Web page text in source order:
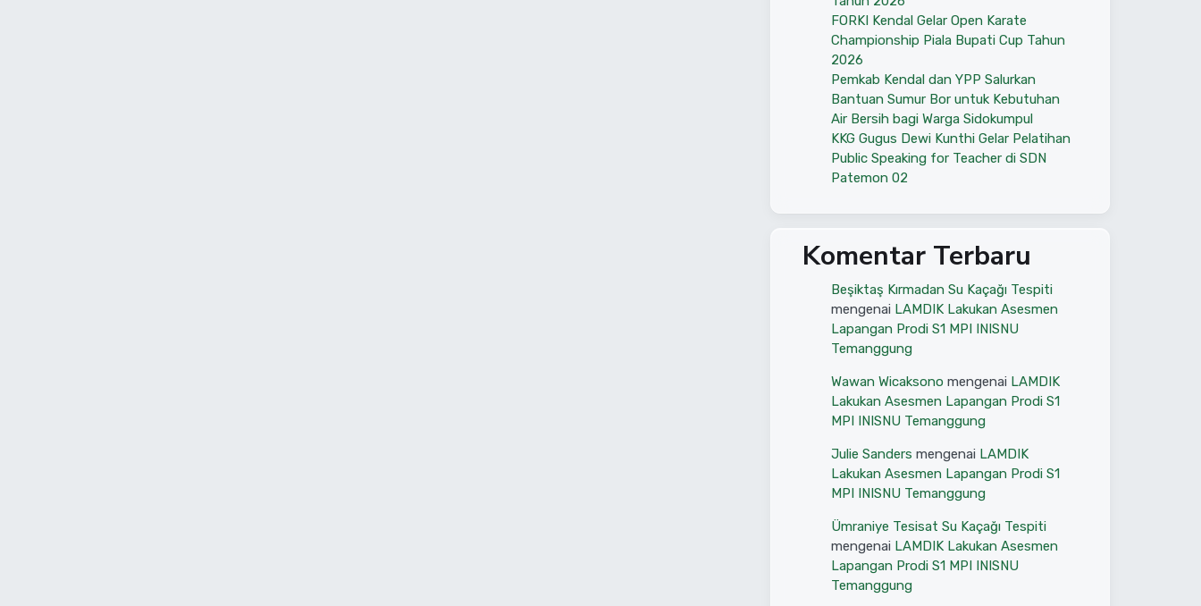
FORKI Kendal Gelar Open Karate
Championship Piala Bupati Cup Tahun
2026
Pemkab Kendal dan YPP Salurkan
Bantuan Sumur Bor untuk Kebutuhan
Air Bersih bagi Warga Sidokumpul
KKG Gugus Dewi Kunthi Gelar Pelatihan
Public Speaking for Teacher di SDN
Patemon 02
Komentar Terbaru
Beşiktaş Kırmadan Su Kaçağı Tespiti
mengenai LAMDIK Lakukan Asesmen
Lapangan Prodi S1 MPI INISNU
Temanggung
Wawan Wicaksono mengenai LAMDIK
Lakukan Asesmen Lapangan Prodi S1
MPI INISNU Temanggung
Julie Sanders mengenai LAMDIK
Lakukan Asesmen Lapangan Prodi S1
MPI INISNU Temanggung
Ümraniye Tesisat Su Kaçağı Tespiti
mengenai LAMDIK Lakukan Asesmen
Lapangan Prodi S1 MPI INISNU
Temanggung